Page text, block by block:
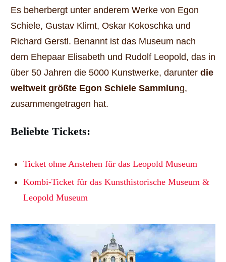
Es beherbergt unter anderem Werke von Egon
Schiele, Gustav Klimt, Oskar Kokoschka und
Richard Gerstl. Benannt ist das Museum nach
dem Ehepaar Elisabeth und Rudolf Leopold, das in
über 50 Jahren die 5000 Kunstwerke, darunter die
weltweit größte Egon Schiele Sammlung,
zusammengetragen hat.
Beliebte Tickets:
Ticket ohne Anstehen für das Leopold Museum
Kombi-Ticket für das Kunsthistorische Museum &
Leopold Museum